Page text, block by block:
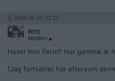
2009-06-16, 21:22
jerro
Medlem
Heter hon Ferm? Hur gammal är
(Jag fortsätter här eftersom